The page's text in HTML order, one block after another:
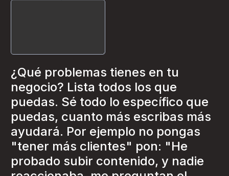
¿Qué problemas tienes en tu
negocio? Lista todos los que
puedas. Sé todo lo específico que
puedas, cuanto más escribas más
ayudará. Por ejemplo no pongas
"tener más clientes" pon: "He
probado subir contenido, y nadie